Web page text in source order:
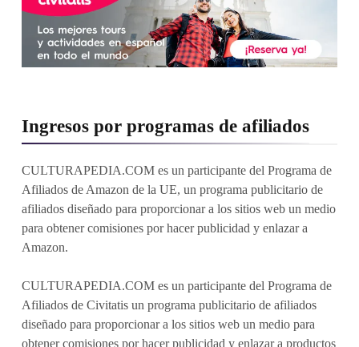
Ingresos por programas de afiliados
CULTURAPEDIA.COM es un participante del Programa de
Afiliados de Amazon de la UE, un programa publicitario de
afiliados diseñado para proporcionar a los sitios web un medio
para obtener comisiones por hacer publicidad y enlazar a
Amazon.
CULTURAPEDIA.COM es un participante del Programa de
Afiliados de Civitatis un programa publicitario de afiliados
diseñado para proporcionar a los sitios web un medio para
obtener comisiones por hacer publicidad y enlazar a productos